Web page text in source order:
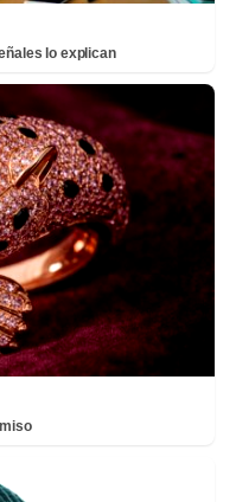
lo explican